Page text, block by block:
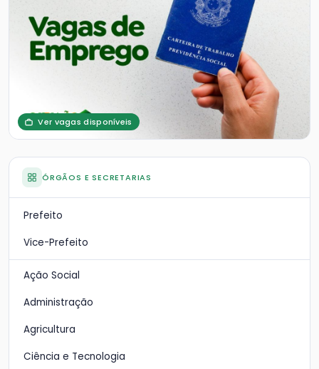
Ver vagas disponíveis
ÓRGÃOS E SECRETARIAS
Prefeito
Vice-Prefeito
Ação Social
Administração
Agricultura
Ciência e Tecnologia